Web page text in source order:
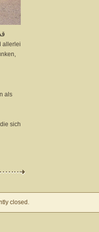
allerlei
als
sich
closed.